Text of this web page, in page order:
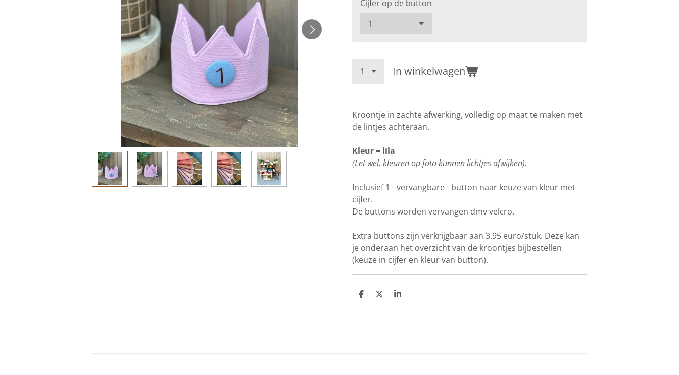
Cijfer op de button
In winkelwagen
Kroontje in zachte afwerking, volledig op maat te maken met
de lintjes achteraan.
Kleur = lila
(Let wel, kleuren op foto kunnen lichtjes afwijken).
Inclusief 1 - vervangbare - button naar keuze van kleur met
cijfer.
De buttons worden vervangen dmv velcro.
Extra buttons zijn verkrijgbaar aan 3.95 euro/stuk. Deze kan
je onderaan het overzicht van de kroontjes bijbestellen
(keuze in cijfer en kleur van button).
D
D
S